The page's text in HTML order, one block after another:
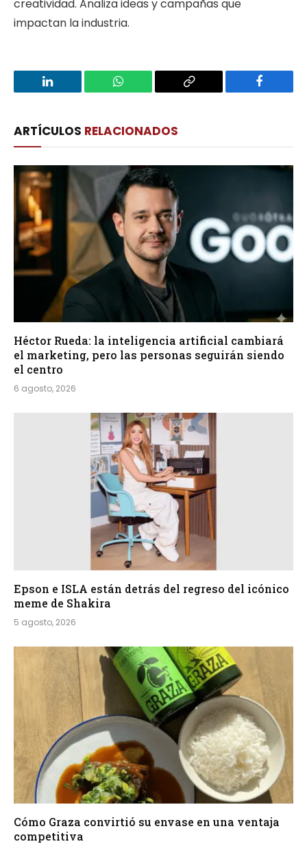
creatividad. Analiza ideas y campañas que
impactan la industria.
LinkedIn WhatsApp
Copy
Facebook
ARTÍCULOS RELACIONADOS
Héctor Rueda: la inteligencia artificial cambiará
el marketing, pero las personas seguirán siendo
el centro
6 agosto, 2026
Epson e ISLA están detrás del regreso del icónico
meme de Shakira
5 agosto, 2026
Cómo Graza convirtió su envase en una ventaja
competitiva